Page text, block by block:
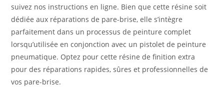
suivez nos instructions en ligne. Bien que cette résine soit
dédiée aux réparations de pare-brise, elle s’intègre
parfaitement dans un processus de peinture complet
lorsqu’utilisée en conjonction avec un pistolet de peinture
pneumatique. Optez pour cette résine de finition extra
pour des réparations rapides, sûres et professionnelles de
vos pare-brise.